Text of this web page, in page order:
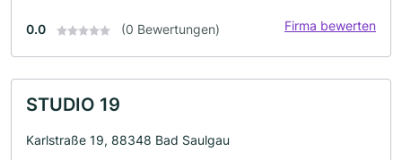
0.0 (0 Bewertungen) Firma bewerten
STUDIO 19
Karlstraße 19, 88348 Bad Saulgau